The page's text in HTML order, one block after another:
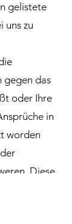
gelistete
uns zu
gegen das
oder Ihre
in
worden
Diese